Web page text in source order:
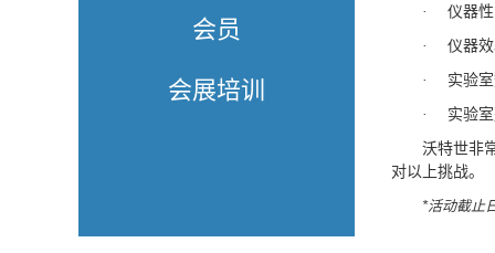
会员
会展培训
· 仪器
· 仪器
· 实验
· 实验
沃特世非
对以上挑战。
*活动截止